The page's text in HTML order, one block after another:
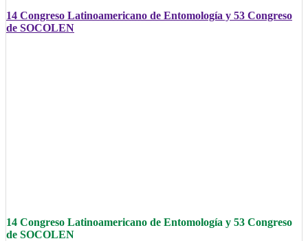
14 Congreso Latinoamericano de Entomología y 53 Congreso
de SOCOLEN
14 Congreso Latinoamericano de Entomología y 53 Congreso
de SOCOLEN